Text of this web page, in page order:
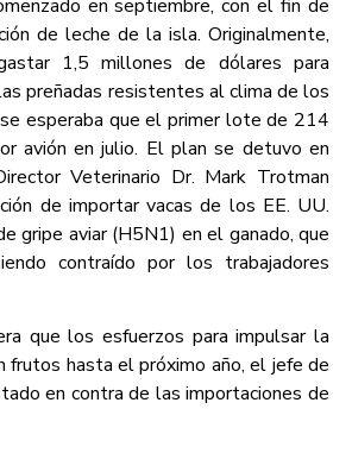
en septiembre, con el fin de
de leche de la isla. Originalmente,
1,5 millones de dólares para
preñadas resistentes al clima de los
esperaba que el primer lote de 214
avión en julio. El plan se detuvo en
Veterinario Dr. Mark Trotman
de importar vacas de los EE. UU.
gripe aviar (H5N1) en el ganado, que
contraído por los trabajadores
que los esfuerzos para impulsar la
frutos hasta el próximo año, el jefe de
en contra de las importaciones de